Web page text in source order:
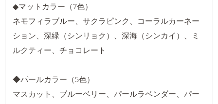
◆マットカラー（7色）
ネモフィラブルー、サクラピンク、コーラルカーネー
ション、深緑（シンリョク）、深海（シンカイ）、ミ
ルクティー、チョコレート
◆パールカラー（5色）
マスカット、ブルーベリー、パールラベンダー、パー